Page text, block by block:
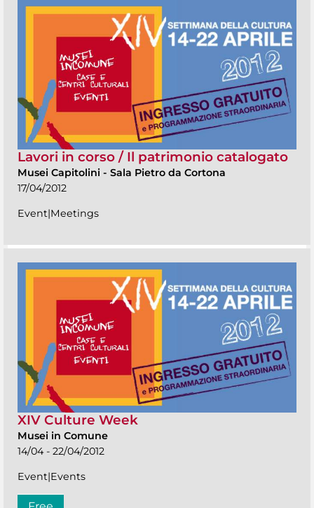
Lavori in corso / Il patrimonio catalogato
Musei Capitolini - Sala Pietro da Cortona
17/04/2012
Event|Meetings
XIV Culture Week
Musei in Comune
14/04 - 22/04/2012
Event|Events